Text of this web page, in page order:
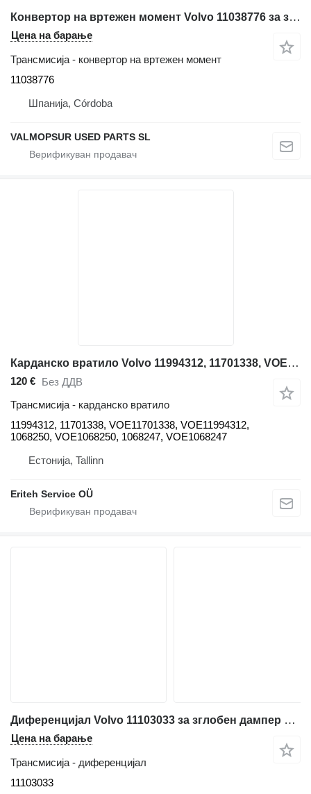
Конвертор на вртежен момент Volvo 11038776 за зглобен дампер Volvo A25D: A30D: A25E: A30E:
Цена на барање
Трансмисија - конвертор на вртежен момент
11038776
Шпанија, Córdoba
VALMOPSUR USED PARTS SL
Карданско вратило Volvo 11994312, 11701338, VOE11701338, VOE11994312, 1068250, VOE106825 за зглобен дампер Volvo A25, A30, A35
120 € Без ДДВ
Трансмисија - карданско вратило
11994312, 11701338, VOE11701338, VOE11994312,
1068250, VOE1068250, 1068247, VOE1068247
Естонија, Tallinn
Eriteh Service OÜ
Диференцијал Volvo 11103033 за зглобен дампер Volvo A25D; A25E; A30D; A30E
Цена на барање
Трансмисија - диференцијал
11103033